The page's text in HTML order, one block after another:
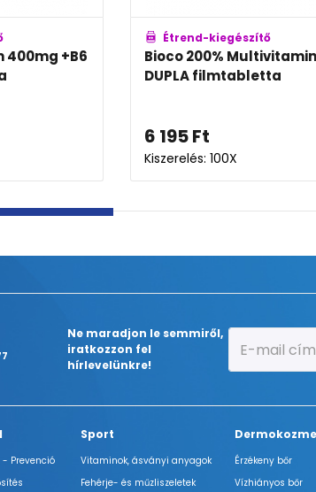
400mg +B6
Étrend-kiegészítő
Bioco 200% Multivitamin
DUPLA filmtabletta
6 195Ft
Kiszerelés: 100X
Ne maradjon le semmiről,
iratkozzon fel
hírlevelünkre!
- Prevenció
Sport
Vitaminok, ásványi anyagok
Fehérje- és műzliszeletek
Érzékeny bőr
Vízhiányos bőr